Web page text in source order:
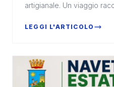
artigianale. Un viaggio
LEGGI L'ARTICOLO